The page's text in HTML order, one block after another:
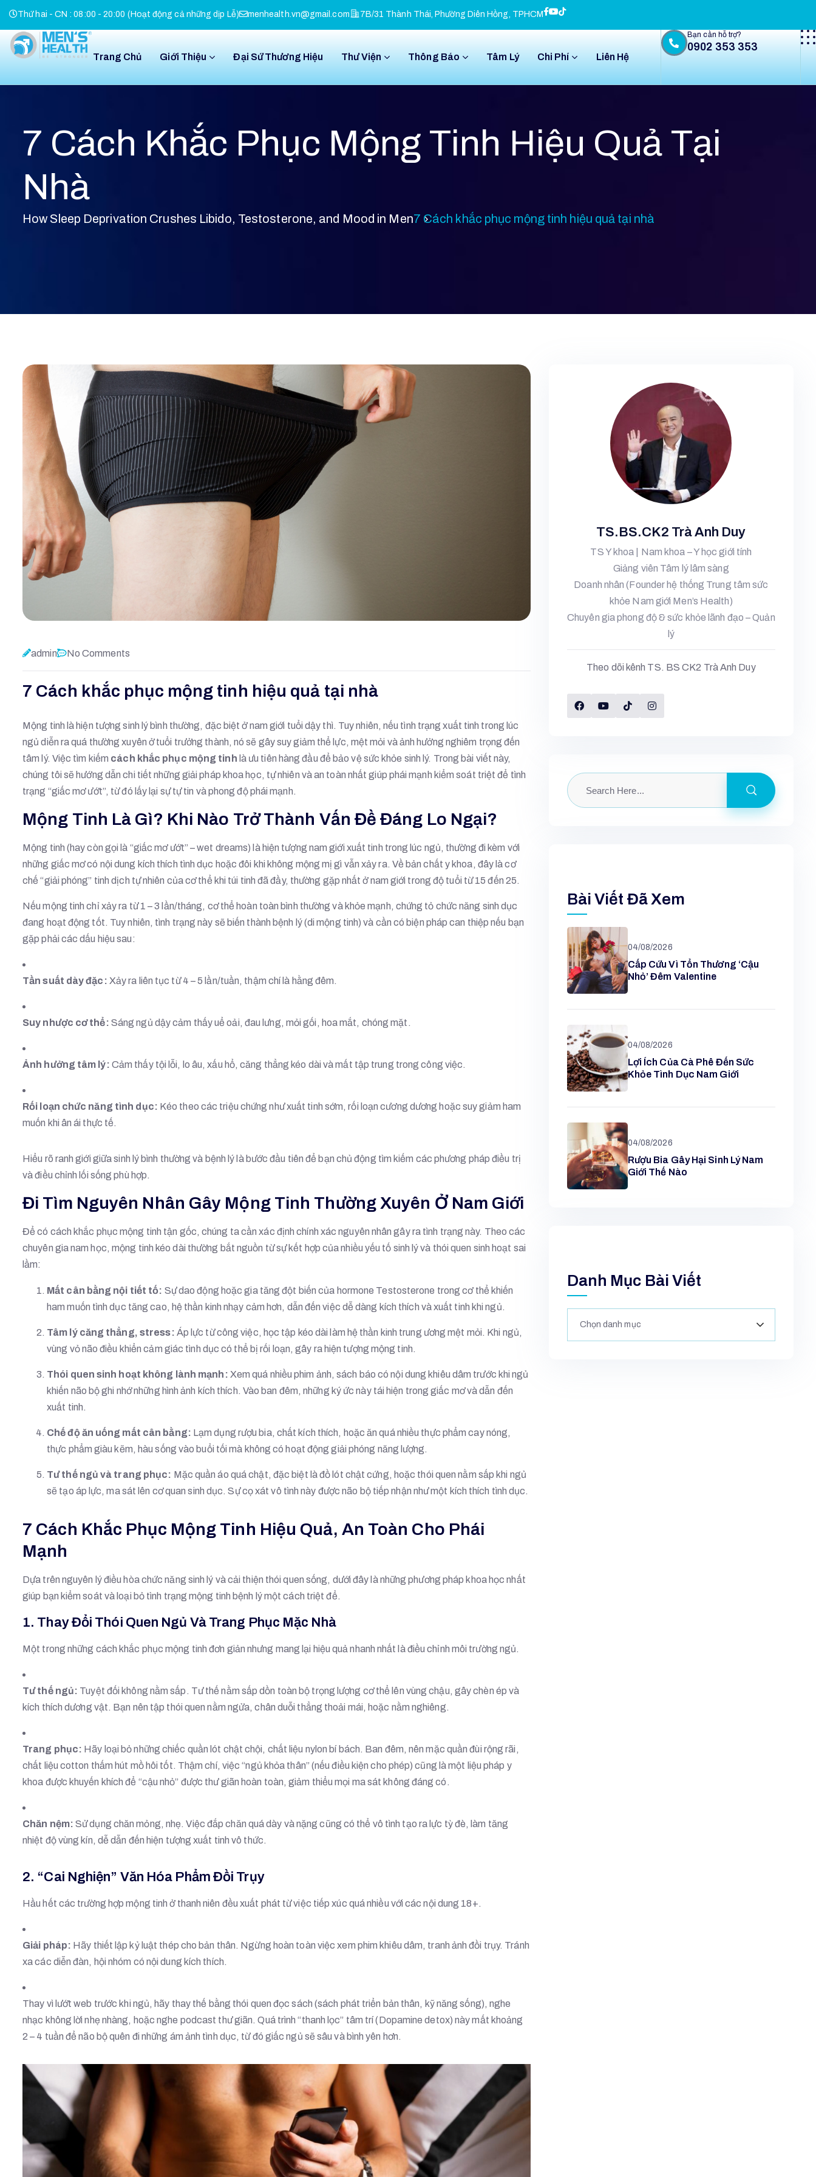
Thứ hai - CN : 08:00 - 20:00 (Hoạt động cả những dịp Lễ) menhealth.vn@gmail.com 7B/31 Thành Thái, Phường Diên Hồng, TPHCM
Trang Chủ Giới Thiệu Đại Sứ Thương Hiệu Thư Viện Thông Báo Tâm Lý Chi Phí Liên Hệ
Bạn cần hỗ trợ?
0902 353 353
7 Cách Khắc Phục Mộng Tinh Hiệu Quả Tại
Nhà
How Sleep Deprivation Crushes Libido, Testosterone, and Mood in Men7 Cách khắc phục mộng tinh hiệu quả tại nhà
admin No Comments
7 Cách khắc phục mộng tinh hiệu quả tại nhà
Mộng tinh là hiện tượng sinh lý bình thường, đặc biệt ở nam giới tuổi dậy thì. Tuy nhiên, nếu tình trạng xuất tinh trong lúc
ngủ diễn ra quá thường xuyên ở tuổi trưởng thành, nó sẽ gây suy giảm thể lực, mệt mỏi và ảnh hưởng nghiêm trọng đến
tâm lý. Việc tìm kiếm cách khắc phục mộng tinh là ưu tiên hàng đầu để bảo vệ sức khỏe sinh lý. Trong bài viết này,
chúng tôi sẽ hướng dẫn chi tiết những giải pháp khoa học, tự nhiên và an toàn nhất giúp phái mạnh kiểm soát triệt để tình
trạng “giấc mơ ướt”, từ đó lấy lại sự tự tin và phong độ phái mạnh.
Mộng Tinh Là Gì? Khi Nào Trở Thành Vấn Đề Đáng Lo Ngại?
Mộng tinh (hay còn gọi là “giấc mơ ướt” – wet dreams) là hiện tượng nam giới xuất tinh trong lúc ngủ, thường đi kèm với
những giấc mơ có nội dung kích thích tình dục hoặc đôi khi không mộng mị gì vẫn xảy ra. Về bản chất y khoa, đây là cơ
chế “giải phóng” tinh dịch tự nhiên của cơ thể khi túi tinh đã đầy, thường gặp nhất ở nam giới trong độ tuổi từ 15 đến 25.
Nếu mộng tinh chỉ xảy ra từ 1 – 3 lần/tháng, cơ thể hoàn toàn bình thường và khỏe mạnh, chứng tỏ chức năng sinh dục
đang hoạt động tốt. Tuy nhiên, tình trạng này sẽ biến thành bệnh lý (di mộng tinh) và cần có biện pháp can thiệp nếu bạn
gặp phải các dấu hiệu sau:
Tần suất dày đặc: Xảy ra liên tục từ 4 – 5 lần/tuần, thậm chí là hằng đêm.
Suy nhược cơ thể: Sáng ngủ dậy cảm thấy uể oải, đau lưng, mỏi gối, hoa mắt, chóng mặt.
Ảnh hưởng tâm lý: Cảm thấy tội lỗi, lo âu, xấu hổ, căng thẳng kéo dài và mất tập trung trong công việc.
Rối loạn chức năng tình dục: Kéo theo các triệu chứng như xuất tinh sớm, rối loạn cương dương hoặc suy giảm ham
muốn khi ân ái thực tế.
Hiểu rõ ranh giới giữa sinh lý bình thường và bệnh lý là bước đầu tiên để bạn chủ động tìm kiếm các phương pháp điều trị
và điều chỉnh lối sống phù hợp.
Đi Tìm Nguyên Nhân Gây Mộng Tinh Thường Xuyên Ở Nam Giới
Để có cách khắc phục mộng tinh tận gốc, chúng ta cần xác định chính xác nguyên nhân gây ra tình trạng này. Theo các
chuyên gia nam học, mộng tinh kéo dài thường bắt nguồn từ sự kết hợp của nhiều yếu tố sinh lý và thói quen sinh hoạt sai
lầm:
Mất cân bằng nội tiết tố: Sự dao động hoặc gia tăng đột biến của hormone Testosterone trong cơ thể khiến
ham muốn tình dục tăng cao, hệ thần kinh nhạy cảm hơn, dẫn đến việc dễ dàng kích thích và xuất tinh khi ngủ.
Tâm lý căng thẳng, stress: Áp lực từ công việc, học tập kéo dài làm hệ thần kinh trung ương mệt mỏi. Khi ngủ,
vùng vỏ não điều khiển cảm giác tình dục có thể bị rối loạn, gây ra hiện tượng mộng tinh.
Thói quen sinh hoạt không lành mạnh: Xem quá nhiều phim ảnh, sách báo có nội dung khiêu dâm trước khi ngủ
khiến não bộ ghi nhớ những hình ảnh kích thích. Vào ban đêm, những ký ức này tái hiện trong giấc mơ và dẫn đến
xuất tinh.
Chế độ ăn uống mất cân bằng: Lạm dụng rượu bia, chất kích thích, hoặc ăn quá nhiều thực phẩm cay nóng,
thực phẩm giàu kẽm, hàu sống vào buổi tối mà không có hoạt động giải phóng năng lượng.
Tư thế ngủ và trang phục: Mặc quần áo quá chật, đặc biệt là đồ lót chật cứng, hoặc thói quen nằm sấp khi ngủ
sẽ tạo áp lực, ma sát lên cơ quan sinh dục. Sự cọ xát vô tình này được não bộ tiếp nhận như một kích thích tình dục.
7 Cách Khắc Phục Mộng Tinh Hiệu Quả, An Toàn Cho Phái
Mạnh
Dựa trên nguyên lý điều hòa chức năng sinh lý và cải thiện thói quen sống, dưới đây là những phương pháp khoa học nhất
giúp bạn kiểm soát và loại bỏ tình trạng mộng tinh bệnh lý một cách triệt để.
1. Thay Đổi Thói Quen Ngủ Và Trang Phục Mặc Nhà
Một trong những cách khắc phục mộng tinh đơn giản nhưng mang lại hiệu quả nhanh nhất là điều chỉnh môi trường ngủ.
Tư thế ngủ: Tuyệt đối không nằm sấp. Tư thế nằm sấp dồn toàn bộ trọng lượng cơ thể lên vùng chậu, gây chèn ép và
kích thích dương vật. Bạn nên tập thói quen nằm ngửa, chân duỗi thẳng thoải mái, hoặc nằm nghiêng.
Trang phục: Hãy loại bỏ những chiếc quần lót chật chội, chất liệu nylon bí bách. Ban đêm, nên mặc quần đùi rộng rãi,
chất liệu cotton thấm hút mồ hôi tốt. Thậm chí, việc “ngủ khỏa thân” (nếu điều kiện cho phép) cũng là một liệu pháp y
khoa được khuyến khích để “cậu nhỏ” được thư giãn hoàn toàn, giảm thiểu mọi ma sát không đáng có.
Chăn nệm: Sử dụng chăn mỏng, nhẹ. Việc đắp chăn quá dày và nặng cũng có thể vô tình tạo ra lực tỳ đè, làm tăng
nhiệt độ vùng kín, dễ dẫn đến hiện tượng xuất tinh vô thức.
2. “Cai Nghiện” Văn Hóa Phẩm Đồi Trụy
Hầu hết các trường hợp mộng tinh ở thanh niên đều xuất phát từ việc tiếp xúc quá nhiều với các nội dung 18+.
Giải pháp: Hãy thiết lập kỷ luật thép cho bản thân. Ngừng hoàn toàn việc xem phim khiêu dâm, tranh ảnh đồi trụy. Tránh
xa các diễn đàn, hội nhóm có nội dung kích thích.
Thay vì lướt web trước khi ngủ, hãy thay thế bằng thói quen đọc sách (sách phát triển bản thân, kỹ năng sống), nghe
nhạc không lời nhẹ nhàng, hoặc nghe podcast thư giãn. Quá trình “thanh lọc” tâm trí (Dopamine detox) này mất khoảng
2 – 4 tuần để não bộ quên đi những ám ảnh tình dục, từ đó giấc ngủ sẽ sâu và bình yên hơn.
TS.BS.CK2 Trà Anh Duy
TS Y khoa | Nam khoa – Y học giới tính
Giảng viên Tâm lý lâm sàng
Doanh nhân (Founder hệ thống Trung tâm sức
khỏe Nam giới Men’s Health)
Chuyên gia phong độ & sức khỏe lãnh đạo – Quản
lý
Theo dõi kênh TS. BS CK2 Trà Anh Duy
Bài Viết Đã Xem
04/08/2026
Cấp Cứu Vì Tổn Thương ‘cậu
Nhỏ’ Đêm Valentine
04/08/2026
Lợi Ích Của Cà Phê Đến Sức
Khỏe Tình Dục Nam Giới
04/08/2026
Rượu Bia Gây Hại Sinh Lý Nam
Giới Thế Nào
Danh Mục Bài Viết
Chọn danh mục